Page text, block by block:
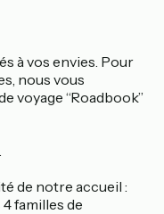
à vos envies. Pour
nous vous
voyage “Roadbook”
de notre accueil :
familles de